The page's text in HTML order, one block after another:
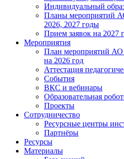
Индивидуальный
Планы мероприятий
2026, 2027 годы
Прием заявок на 2027
Мероприятия
План мероприятий
на 2026 год
Аттестация
События
ВКС и вебинары
Образовательная
Проекты
Сотрудничество
Ресурсные центры
Партнёры
Ресурсы
Материалы